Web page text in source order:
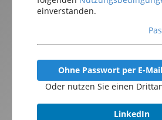
einverstanden.
Ohne Passwort per E-
Oder nutzen Sie einen
LinkedIn